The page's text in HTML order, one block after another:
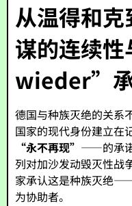
从温得和
谋的连续
wieder”
德国与种族灭绝的关系
国家的现代身份建立在
“永不再现” ——的承
列对加沙发动毁灭性
家承认这是种族灭绝
为协助者。